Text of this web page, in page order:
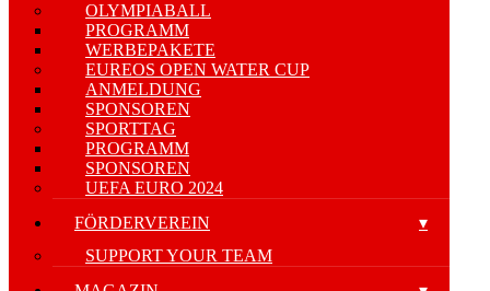
OLYMPIABALL
PROGRAMM
WERBEPAKETE
EUREOS OPEN WATER CUP
ANMELDUNG
SPONSOREN
SPORTTAG
PROGRAMM
SPONSOREN
UEFA EURO 2024
FÖRDERVEREIN
SUPPORT YOUR TEAM